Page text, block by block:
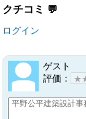
クチコミ
ログイン
ゲスト
評価：